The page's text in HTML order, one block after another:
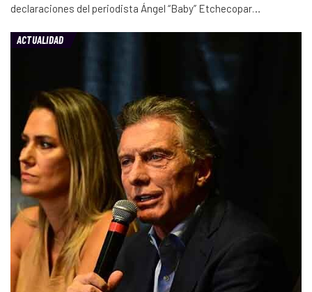
declaraciones del periodista Ángel “Baby” Etchecopar…
ACTUALIDAD